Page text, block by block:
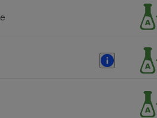
Plaque de cuisson à